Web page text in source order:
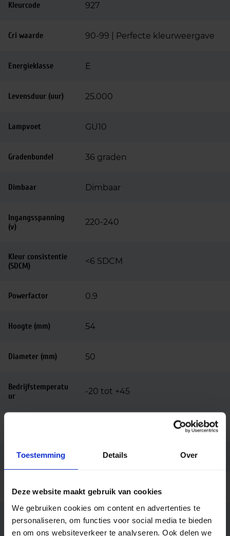
Toestemming Details Over
Deze website maakt gebruik van cookies
We gebruiken cookies om content en advertenties te
personaliseren, om functies voor social media te bieden
en om ons websiteverkeer te analyseren. Ook delen we
Kleurcode 927
Cri waarde 90-99 | Perfecte kleurweergave
Energieklasse E
Levensduur (uur) 25.000
Lampvoet GU10
Gradenbundel 36 graden
Dimbaar Dimbaar
Ingangsspanning
(v)
220-240
Kleur consistentie
(SDCM)
<6 SDCM
Powerfactor 0.9
Hoogte (mm) 54
Diameter (mm) 50
Bedrijfstemperatu
ur
-20 tot +45
Code 03835700
Ean code 8721103038357
Fabrikantnaam
MAS LED spot VLE D 5.5-80W